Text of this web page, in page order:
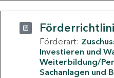
Förderart:
Investieren und
Weiterbildung/
Sachanlagen und